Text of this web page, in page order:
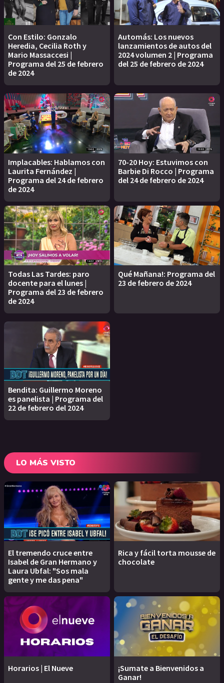
Con Estilo: Gonzalo
Heredia, Cecilia Roth y
Mario Massaccesi |
Programa del 25 de febrero
de 2024
Automás: Los nuevos
lanzamientos de autos del
2024 volumen 2 | Programa
del 25 de febrero de 2024
Implacables: Hablamos con
Laurita Fernández |
Programa del 24 de febrero
de 2024
70-20 Hoy: Estuvimos con
Barbie Di Rocco | Programa
del 24 de febrero de 2024
Todas Las Tardes: paro
docente para el lunes |
Programa del 23 de febrero
de 2024
Qué Mañana!: Programa del
23 de febrero de 2024
Bendita: Guillermo Moreno
es panelista | Programa del
22 de febrero del 2024
LO MÁS VISTO
El tremendo cruce entre
Isabel de Gran Hermano y
Laura Ubfal: "Sos mala
gente y me das pena"
Rica y fácil torta mousse de
chocolate
Horarios | El Nueve
¡Sumate a Bienvenidos a
Ganar!